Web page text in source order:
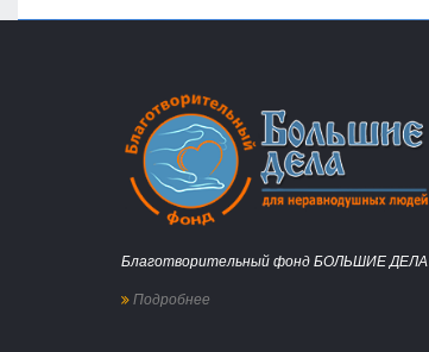
Благотворительный фонд БОЛЬШИЕ ДЕЛА
Подробнее